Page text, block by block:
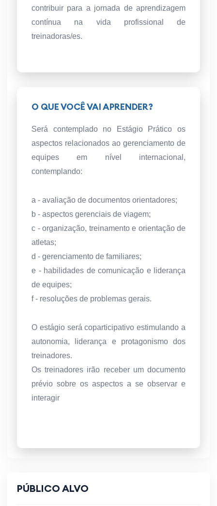
contribuir para a jornada de aprendizagem
contínua na vida profissional de
treinadoras/es.
O QUE VOCÊ VAI APRENDER?
Será contemplado no Estágio Prático os
aspectos relacionados ao gerenciamento de
equipes em nível internacional,
contemplando:
a - avaliação de documentos orientadores;
b - aspectos gerenciais de viagem;
c - organização, treinamento e orientação de
atletas;
d - gerenciamento de familiares;
e - habilidades de comunicação e liderança
de equipes;
f - resoluções de problemas gerais.
O estágio será coparticipativo estimulando a
autonomia, liderança e protagonismo dos
treinadores.
Os treinadores irão receber um documento
prévio sobre os aspectos a se observar e
interagir
PÚBLICO ALVO